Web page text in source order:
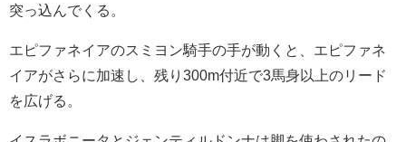
突っ込んでくる。
エピファネイアのスミヨン騎手の手が動くと、エピファネ
イアがさらに加速し、残り300m付近で3馬身以上のリード
を広げる。